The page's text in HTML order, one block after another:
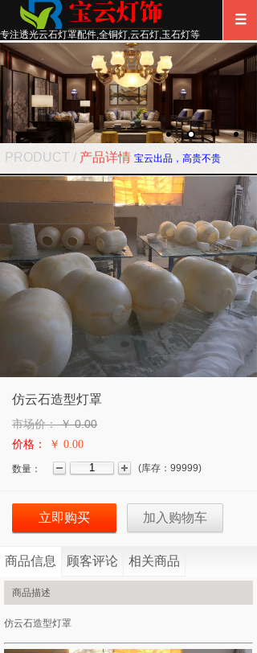
专注透光云石灯罩配件,全铜灯,云石灯,玉石灯等
PRODUCT / 产品详情 宝云出品，高贵不贵
仿云石造型灯罩
市场价： ￥0.00
价格： ￥ 0.00
数量： (库存： 99999)
立即购买 加入购物车
商品信息 顾客评论 相关商品
商品描述
仿云石造型灯罩